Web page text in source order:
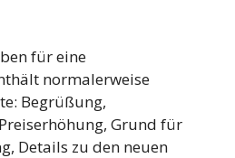
für eine
normalerweise
Begrüßung,
Grund für
Details zu den neuen